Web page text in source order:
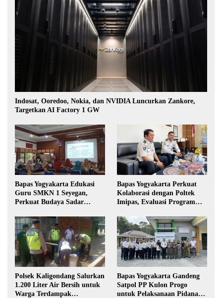
Indosat, Ooredoo, Nokia, dan NVIDIA Luncurkan Zankore,
Targetkan AI Factory 1 GW
Bapas Yogyakarta Edukasi
Guru SMKN 1 Seyegan,
Perkuat Budaya Sadar
Bapas Yogyakarta Perkuat
Kolaborasi dengan Poltek
Imipas, Evaluasi Program
Polsek Kaligondang Salurkan
1.200 Liter Air Bersih untuk
Warga Terdampak
Bapas Yogyakarta Gandeng
Satpol PP Kulon Progo
untuk Pelaksanaan Pidana